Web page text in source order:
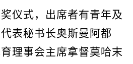
仪式，出席者有青年及
表秘书长奥斯曼阿都
理事会主席拿督莫哈末